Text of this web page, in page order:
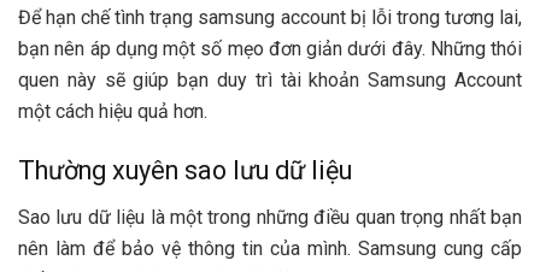
Để hạn chế tình trạng samsung account bị lỗi trong tương lai,
bạn nên áp dụng một số mẹo đơn giản dưới đây. Những thói
quen này sẽ giúp bạn duy trì tài khoản Samsung Account
một cách hiệu quả hơn.
Thường xuyên sao lưu dữ liệu
Sao lưu dữ liệu là một trong những điều quan trọng nhất bạn
nên làm để bảo vệ thông tin của mình. Samsung cung cấp